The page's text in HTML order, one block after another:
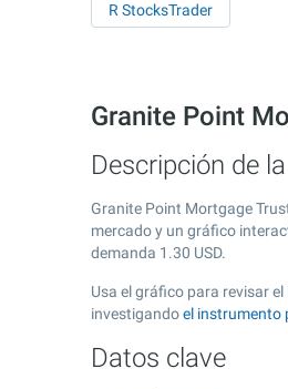
R StocksTrader
Granite Point
Descripción de
Granite Point Mortgage
mercado y un gráfico
demanda 1.30 USD.
Usa el gráfico para revisar
investigandoel instrumento
Datos clave